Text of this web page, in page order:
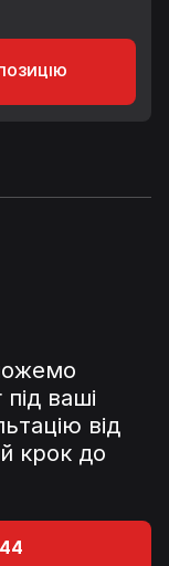
ваші
від
крок до